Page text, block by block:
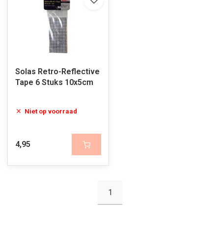
Solas Retro-Reflective
Tape 6 Stuks 10x5cm
Niet op voorraad
4,95
1